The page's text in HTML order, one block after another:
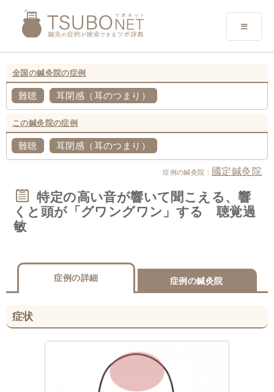
全国の鍼灸院の症例
難聴 耳閉感（耳のつまり）
この鍼灸院の症例
難聴 耳閉感（耳のつまり）
症例の鍼灸院： 國定鍼灸院
特定の高い音が響いて聞こえる、響
くと頭が「グワングワン」する 聴覚過
敏
症例の詳細 症例の鍼灸院
症状